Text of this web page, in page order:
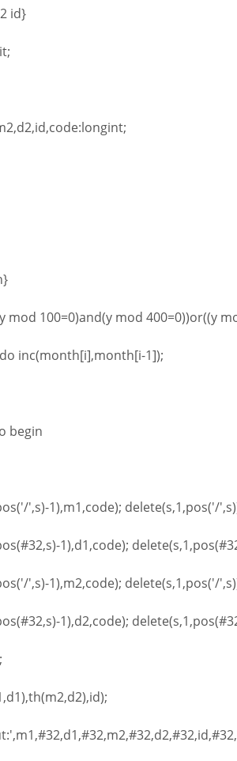
id}
mod 100=0)and(y mod 400=0))or((y
inc(month[i],month[i-1]);
begin
',s)-1),m1,code); delete(s,1,pos('/
1),d1,code);
',s)-1),m2,code); delete(s,1,pos('/
1),d2,code);